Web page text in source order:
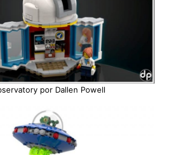
por Dallen Powell